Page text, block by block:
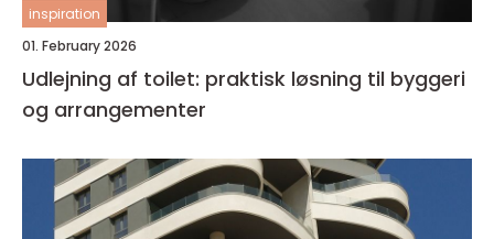
inspiration
01. February 2026
Udlejning af toilet: praktisk løsning til byggeri
og arrangementer